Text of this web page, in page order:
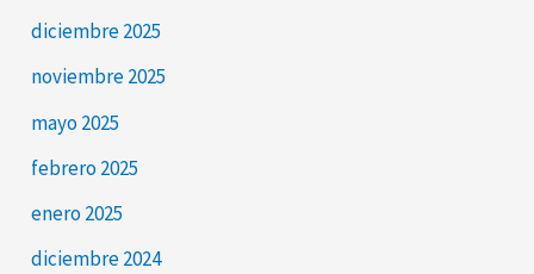
diciembre 2025
noviembre 2025
mayo 2025
febrero 2025
enero 2025
diciembre 2024